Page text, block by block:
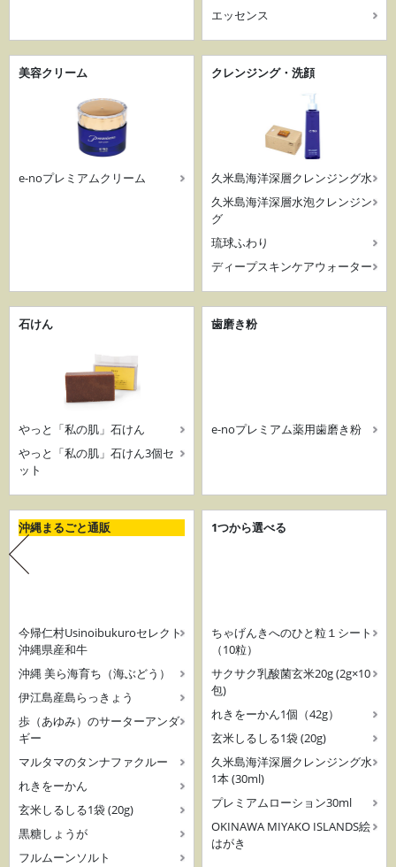
エッセンス
美容クリーム
e-noプレミアムクリーム
クレンジング・洗顔
久米島海洋深層クレンジング水
久米島海洋深層水泡クレンジン
グ
琉球ふわり
ディープスキンケアウォーター
石けん
やっと「私の肌」石けん
やっと「私の肌」石けん3個セ
ット
歯磨き粉
e-noプレミアム薬用歯磨き粉
沖縄まるごと通販
今帰仁村Usinoibukuroセレクト
沖縄県産和牛
沖縄 美ら海育ち（海ぶどう）
伊江島産島らっきょう
歩（あゆみ）のサーターアンダ
ギー
マルタマのタンナファクルー
れきをーかん
玄米しるしる1袋 (20g)
黒糖しょうが
フルムーンソルト
1つから選べる
ちゃげんきへのひと粒１シート
（10粒）
サクサク乳酸菌玄米20g (2g×10
包)
れきをーかん1個（42g）
玄米しるしる1袋 (20g)
久米島海洋深層クレンジング水
1本 (30ml)
プレミアムローション30ml
OKINAWA MIYAKO ISLANDS絵
はがき